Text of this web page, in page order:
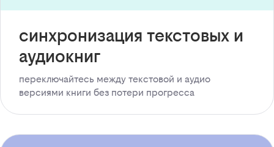
синхронизация текстовых и
аудиокниг
переключайтесь между текстовой и аудио
версиями книги без потери прогресса